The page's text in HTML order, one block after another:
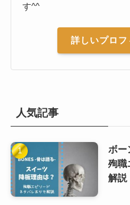
す^^
詳しいプロフ
人気記事
ボー
殉職
解説